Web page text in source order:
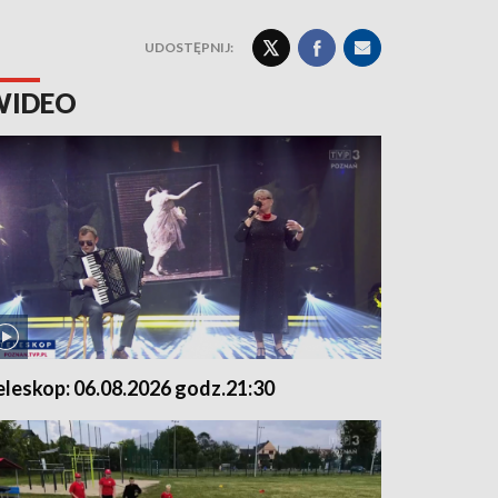
UDOSTĘPNIJ:
06.08.2026 godz.21:30